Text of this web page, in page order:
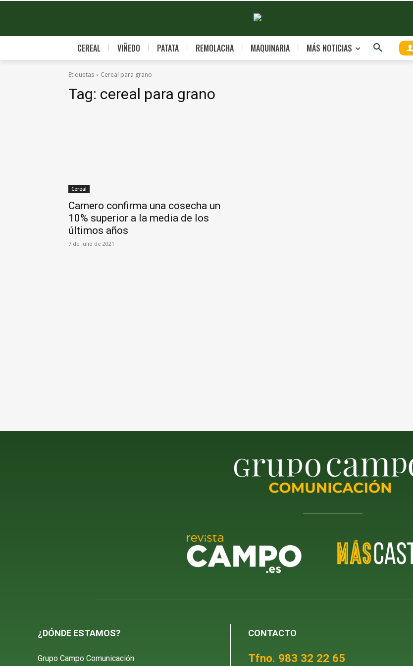
CEREAL VIÑEDO PATATA REMOLACHA MAQUINARIA MÁS NOTICIAS
Etiquetas Cereal para grano
Tag: cereal para grano
Cereal
Carnero confirma una cosecha un
10% superior a la media de los
últimos años
7 de julio de 2021
¿DÓNDE ESTAMOS?
Grupo Campo Comunicación
CONTACTO
Tfno. 983 32 22 65